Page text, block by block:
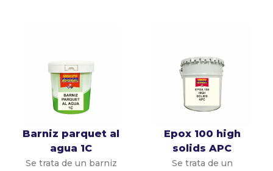
Barniz parquet al
agua 1C
Se trata de un barniz
Epox 100 high
solids APC
Se trata de un